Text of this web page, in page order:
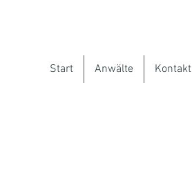
Start Anwälte Kontakt